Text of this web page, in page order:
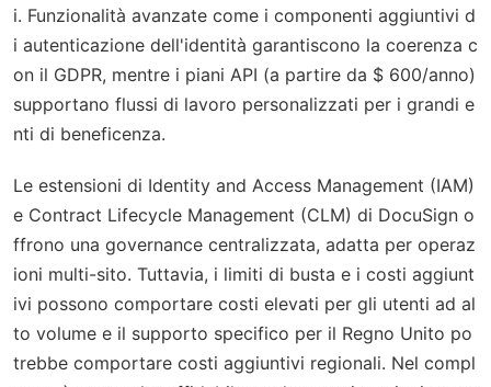
i. Funzionalità avanzate come i componenti aggiuntivi d
i autenticazione dell'identità garantiscono la coerenza c
on il GDPR, mentre i piani API (a partire da $ 600/anno)
supportano flussi di lavoro personalizzati per i grandi e
nti di beneficenza.
Le estensioni di Identity and Access Management (IAM)
e Contract Lifecycle Management (CLM) di DocuSign o
ffrono una governance centralizzata, adatta per operaz
ioni multi-sito. Tuttavia, i limiti di busta e i costi aggiunt
ivi possono comportare costi elevati per gli utenti ad al
to volume e il supporto specifico per il Regno Unito po
trebbe comportare costi aggiuntivi regionali. Nel compl